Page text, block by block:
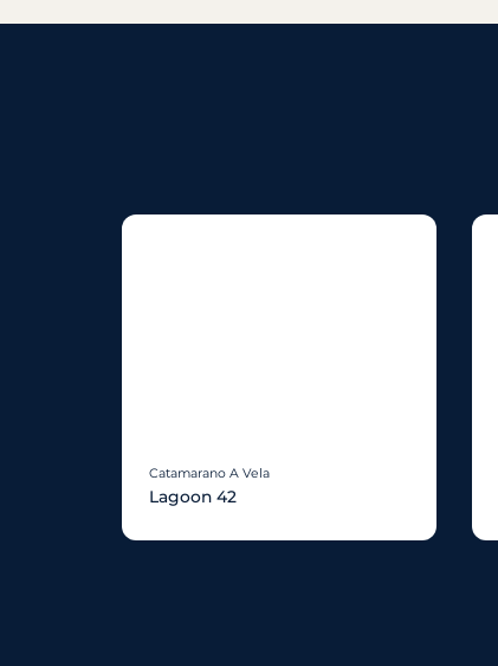
Catamarano A Vela
Lagoon 42